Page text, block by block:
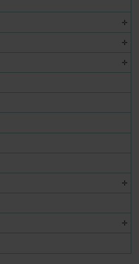
✛
✛
✛
✛
✛